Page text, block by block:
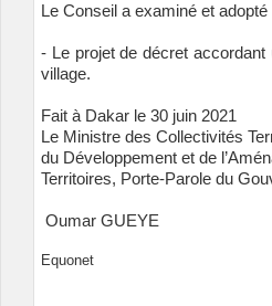
Le Conseil a examiné et adopté
- Le projet de décret
village.
Fait à Dakar le 30 juin 2021
Le Ministre des Collectivités
du Développement et de
Territoires, Porte-Parole du
Oumar GUEYE
Equonet